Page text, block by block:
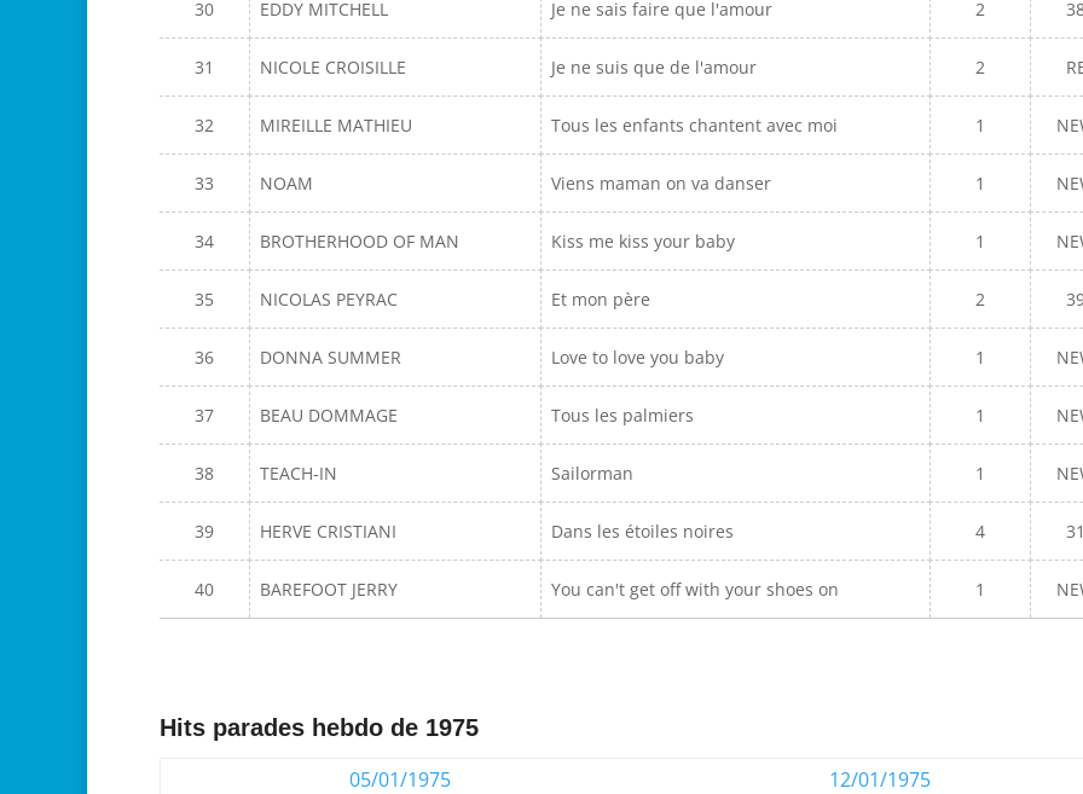
30 EDDY MITCHELL Je ne sais faire que l'amour 2
31 NICOLE CROISILLE Je ne suis que de l'amour 2
32 MIREILLE MATHIEU Tous les enfants chantent avec moi 1
33 NOAM Viens maman on va danser 1
34 BROTHERHOOD OF MAN Kiss me kiss your baby 1
35 NICOLAS PEYRAC Et mon père 2
36 DONNA SUMMER Love to love you baby 1
37 BEAU DOMMAGE Tous les palmiers 1
38 TEACH-IN Sailorman 1
39 HERVE CRISTIANI Dans les étoiles noires 4 31
40 BAREFOOT JERRY You can't get off with your shoes on 1
Hits parades hebdo de 1975
05/01/1975
12/01/1975